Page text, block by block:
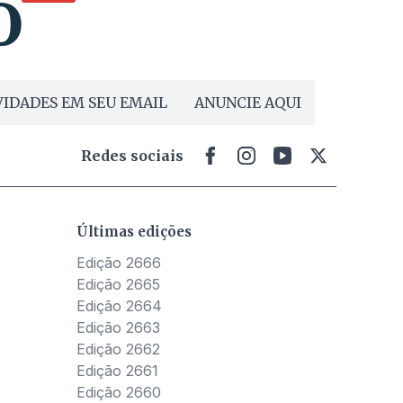
EM SEU EMAIL ANUNCIE AQUI
Redes sociais
Últimas edições
Edição 2666
Edição 2665
Edição 2664
Edição 2663
Edição 2662
Edição 2661
Edição 2660